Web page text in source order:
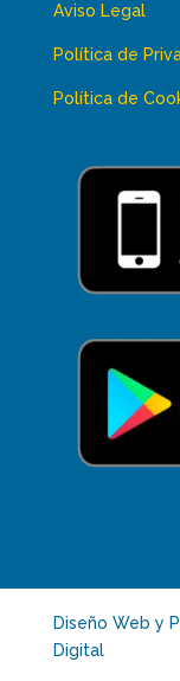
Aviso Legal
Política de
Política de
Diseño Web y
Digital